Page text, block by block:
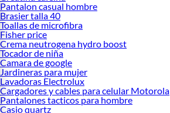
Pantalon casual hombre
Brasier talla 40
Toallas de microfibra
Fisher price
Crema neutrogena hydro boost
Tocador de niña
Camara de google
Jardineras para mujer
Lavadoras Electrolux
Cargadores y cables para celular Motorola
Pantalones tacticos para hombre
Casio quartz